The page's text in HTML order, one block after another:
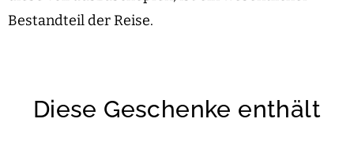
Bestandteil der Reise.
Diese Geschenke enthält